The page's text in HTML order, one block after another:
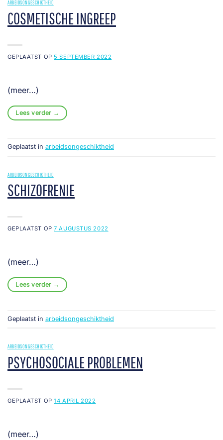
ARBEIDSONGESCHIKTHEID
COSMETISCHE INGREEP
GEPLAATST OP5 SEPTEMBER 2022
(meer…)
Lees verder →
Geplaatst in arbeidsongeschiktheid
ARBEIDSONGESCHIKTHEID
SCHIZOFRENIE
GEPLAATST OP7 AUGUSTUS 2022
(meer…)
Lees verder →
Geplaatst in arbeidsongeschiktheid
ARBEIDSONGESCHIKTHEID
PSYCHOSOCIALE PROBLEMEN
GEPLAATST OP14 APRIL 2022
(meer…)